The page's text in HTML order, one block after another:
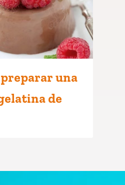
una
de